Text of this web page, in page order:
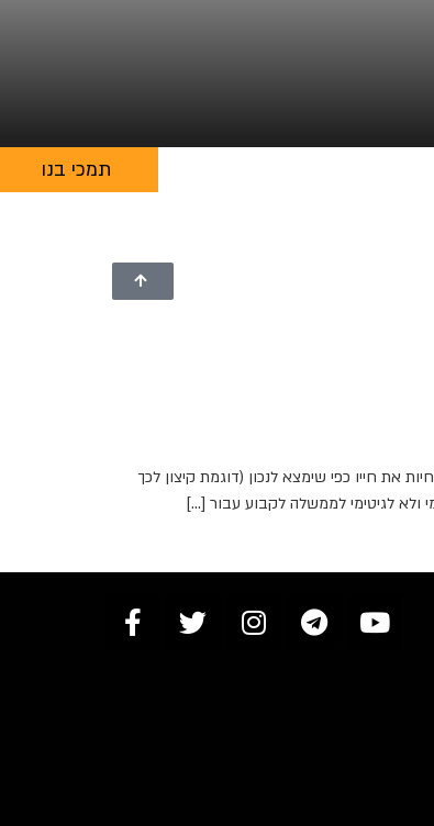
תמכי בנו
את חייו כפי שימצא לנכון (דוגמת קיצון לכך
לגיטימי לממשלה לקבוע עבור […]